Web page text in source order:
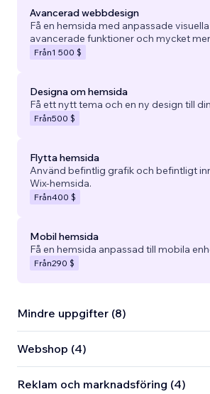
Avancerad webbdesign
Få en hemsida med anpassade
avancerade funktioner och mycket
Från1 500 $
Designa om hemsida
Få ett nytt tema och en ny design till
Från500 $
Flytta hemsida
Använd befintlig grafik och befintligt
Wix-hemsida.
Från400 $
Mobil hemsida
Få en hemsida anpassad till mobila
Från290 $
Mindre uppgifter (8)
Webshop (4)
Reklam och marknadsföring (4)